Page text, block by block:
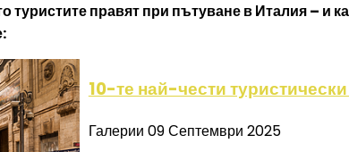
правят при пътуване в Италия – и
10-те най-чести
Галерии 09 Септември 2025